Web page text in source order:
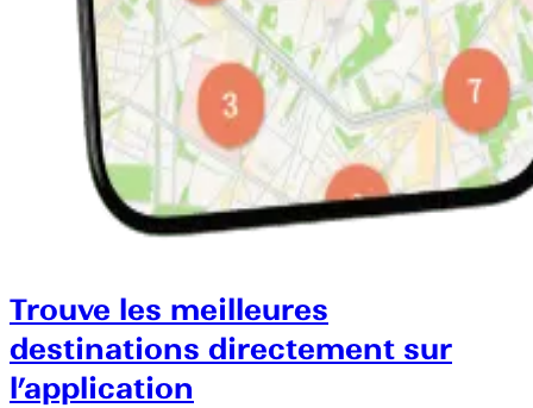
Trouve les meilleures
destinations directement sur
l’application